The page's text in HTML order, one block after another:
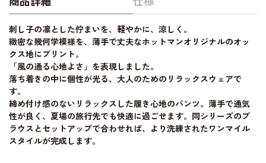
刺し子の凛とした佇まいを、軽やかに、涼しく。
緻密な幾何学模様を、薄手で丈夫なホットマンオリジナルのオッ
クス地にプリント。
「風の通る心地よさ」を表現しました。
落ち着きの中に個性が光る、大人のためのリラックスウェアで
す。
締め付け感のないリラックスした履き心地のパンツ。薄手で通気
性が良く、夏場の旅行先でも快適に過ごせます。同シリーズのブ
ラウスとセットアップで合わせれば、より洗練されたワンマイル
スタイルが完成します。